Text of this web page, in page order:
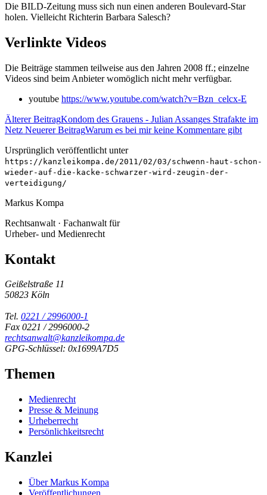
Die BILD-Zeitung muss sich nun einen anderen Boulevard-Star
holen. Vielleicht Richterin Barbara Salesch?
Verlinkte Videos
Die Beiträge stammen teilweise aus den Jahren 2008 ff.; einzelne
Videos sind beim Anbieter womöglich nicht mehr verfügbar.
youtube https://www.youtube.com/watch?v=Bzn_celcx-E
Älterer BeitragKondom des Grauens - Julian Assanges Strafakte im
Netz Neuerer BeitragWarum es bei mir keine Kommentare gibt
Ursprünglich veröffentlicht unter
https://kanzleikompa.de/2011/02/03/schwenn-haut-schon-
wieder-auf-die-kacke-schwarzer-wird-zeugin-der-
verteidigung/
Markus Kompa
Rechtsanwalt · Fachanwalt für
Urheber- und Medienrecht
Kontakt
Geißelstraße 11
50823 Köln
Tel. 0221 / 2996000-1
Fax 0221 / 2996000-2
rechtsanwalt@kanzleikompa.de
GPG-Schlüssel: 0x1699A7D5
Themen
Medienrecht
Presse & Meinung
Urheberrecht
Persönlichkeitsrecht
Kanzlei
Über Markus Kompa
Veröffentlichungen